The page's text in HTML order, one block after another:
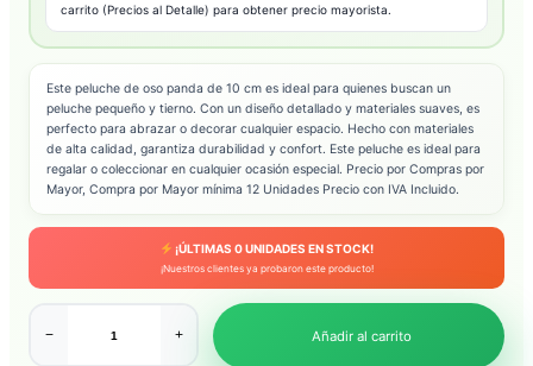
carrito (Precios al Detalle) para obtener precio mayorista.
Este peluche de oso panda de 10 cm es ideal para quienes buscan un
peluche pequeño y tierno. Con un diseño detallado y materiales suaves, es
perfecto para abrazar o decorar cualquier espacio. Hecho con materiales
de alta calidad, garantiza durabilidad y confort. Este peluche es ideal para
regalar o coleccionar en cualquier ocasión especial. Precio por Compras por
Mayor, Compra por Mayor mínima 12 Unidades Precio con IVA Incluido.
¡ÚLTIMAS0UNIDADES EN STOCK!
¡Nuestros clientes ya probaron este producto!
− + Añadir al carrito